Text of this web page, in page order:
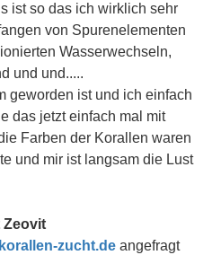
ist so das ich wirklich sehr
von Spurenelementen
Wasserwechseln,
und und.....
geworden ist und ich einfach
das jetzt einfach mal mit
Farben der Korallen waren
und mir ist langsam die Lust
Zeovit
zucht.de angefragt